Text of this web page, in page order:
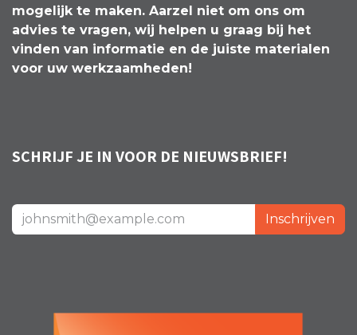
mogelijk te maken. Aarzel niet om ons om
advies te vragen, wij helpen u graag bij het
vinden van informatie en de juiste materialen
voor uw werkzaamheden!
SCHRIJF JE IN VOOR DE NIEUWSBRIEF!
Inschrijven